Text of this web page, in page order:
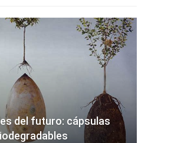
del futuro: cápsulas